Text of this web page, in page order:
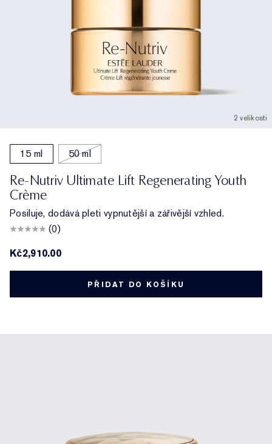
2 velikosti
15 ml 50 ml
Re-Nutriv Ultimate Lift Regenerating Youth
Crème
Posiluje, dodává pleti vypnutější a zářivější vzhled.
(0)
Kč2,910.00
PŘIDAT DO KOŠÍKU